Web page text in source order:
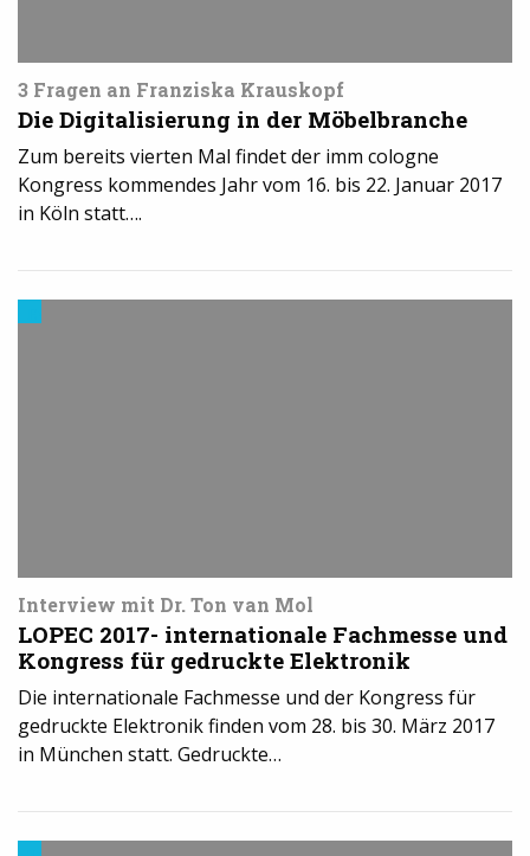
3 Fragen an Franziska Krauskopf
Die Digitalisierung in der Möbelbranche
Zum bereits vierten Mal findet der imm cologne
Kongress kommendes Jahr vom 16. bis 22. Januar 2017
in Köln statt….
Interview mit Dr. Ton van Mol
LOPEC 2017- internationale Fachmesse und
Kongress für gedruckte Elektronik
Die internationale Fachmesse und der Kongress für
gedruckte Elektronik finden vom 28. bis 30. März 2017
in München statt. Gedruckte…